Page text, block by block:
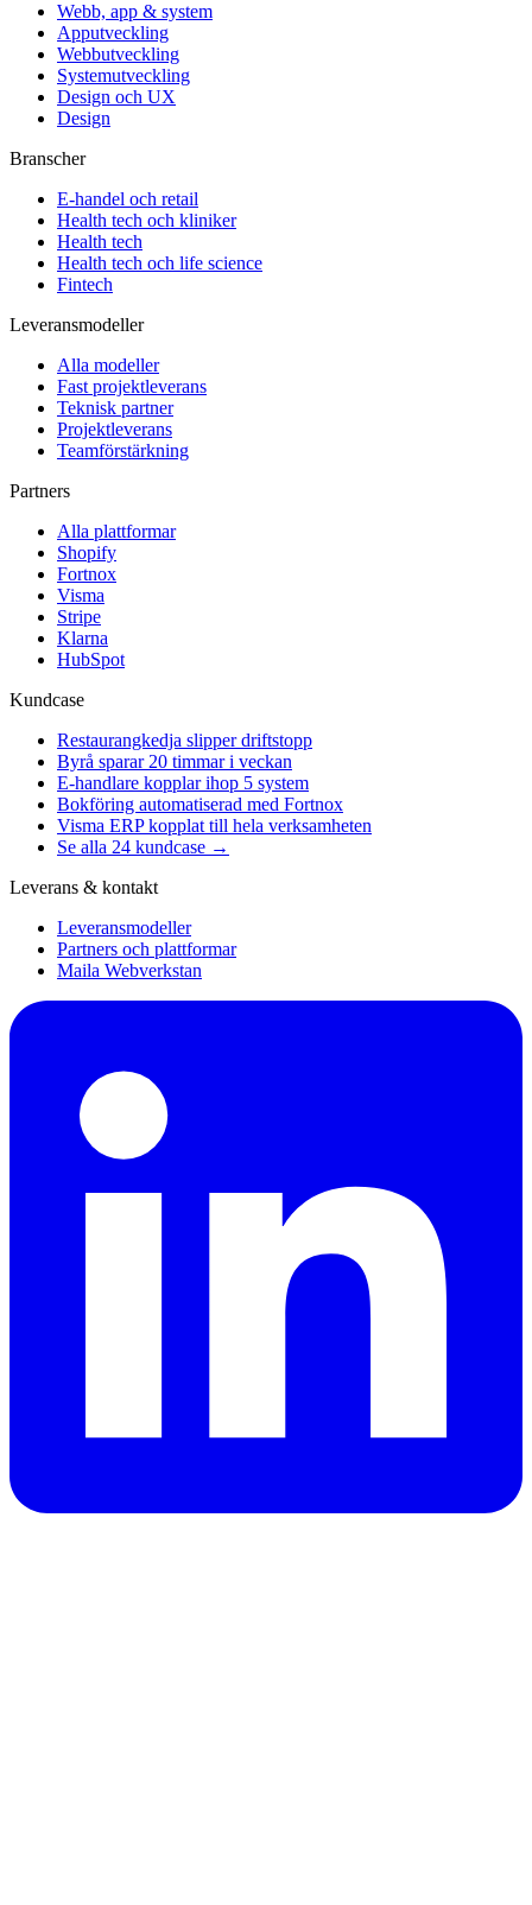
Webb, app & system
Apputveckling
Webbutveckling
Systemutveckling
Design och UX
Design
Branscher
E-handel och retail
Health tech och kliniker
Health tech
Health tech och life science
Fintech
Leveransmodeller
Alla modeller
Fast projektleverans
Teknisk partner
Projektleverans
Teamförstärkning
Partners
Alla plattformar
Shopify
Fortnox
Visma
Stripe
Klarna
HubSpot
Kundcase
Restaurangkedja slipper driftstopp
Byrå sparar 20 timmar i veckan
E-handlare kopplar ihop 5 system
Bokföring automatiserad med Fortnox
Visma ERP kopplat till hela verksamheten
Se alla 24 kundcase →
Leverans & kontakt
Leveransmodeller
Partners och plattformar
Maila Webverkstan